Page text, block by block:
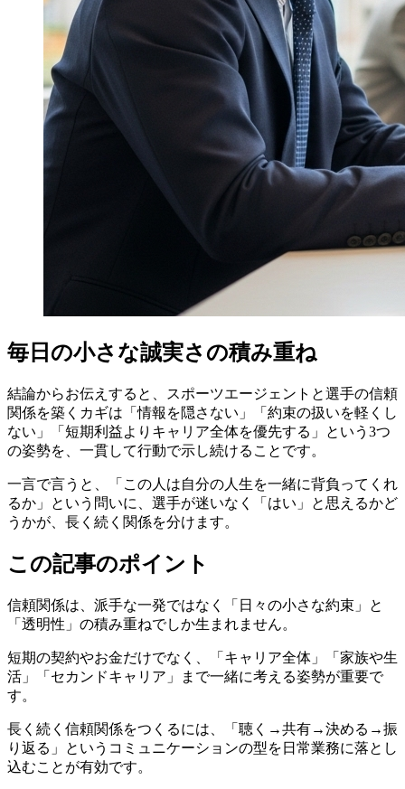
毎日の小さな誠実さの積み重ね
結論からお伝えすると、スポーツエージェントと選手の信頼
関係を築くカギは「情報を隠さない」「約束の扱いを軽くし
ない」「短期利益よりキャリア全体を優先する」という3つ
の姿勢を、一貫して行動で示し続けることです。
一言で言うと、「この人は自分の人生を一緒に背負ってくれ
るか」という問いに、選手が迷いなく「はい」と思えるかど
うかが、長く続く関係を分けます。
この記事のポイント
信頼関係は、派手な一発ではなく「日々の小さな約束」と
「透明性」の積み重ねでしか生まれません。
短期の契約やお金だけでなく、「キャリア全体」「家族や生
活」「セカンドキャリア」まで一緒に考える姿勢が重要で
す。
長く続く信頼関係をつくるには、「聴く→共有→決める→振
り返る」というコミュニケーションの型を日常業務に落とし
込むことが有効です。